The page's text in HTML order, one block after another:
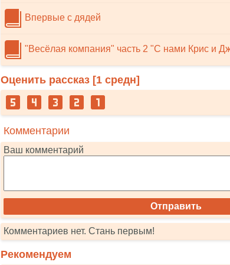
Впервые с дядей
"Весёлая компания" часть 2 "С нами Крис и
Оценить рассказ [1 средн]
Комментарии
Ваш комментарий
Комментариев нет. Стань первым!
Рекомендуем